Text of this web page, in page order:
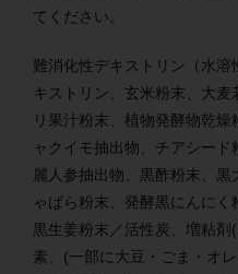
てください。
難消化性デキストリン（水
キストリン、玄米粉末、大
リ果汁粉末、植物発酵物乾
ャクイモ抽出物、チアシー
麗人参抽出物、黒酢粉末、
ゃばら粉末、発酵黒にんに
黒生姜粉末／活性炭、増粘
素、(一部に大豆・ごま・オ